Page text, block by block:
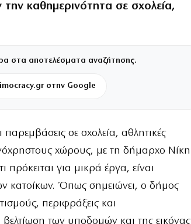
καθημερινότητα σε σχολεία,
στα αποτελέσματα αναζήτησης.
στην Google
σε σχολεία, αθλητικές
χώρους, με τη δήμαρχο Νίκη
πρόκειται για μικρά έργα, είναι
κατοίκων. Όπως σημειώνει, ο δήμος
περιφράξεις και
των υποδομών και της εικόνας